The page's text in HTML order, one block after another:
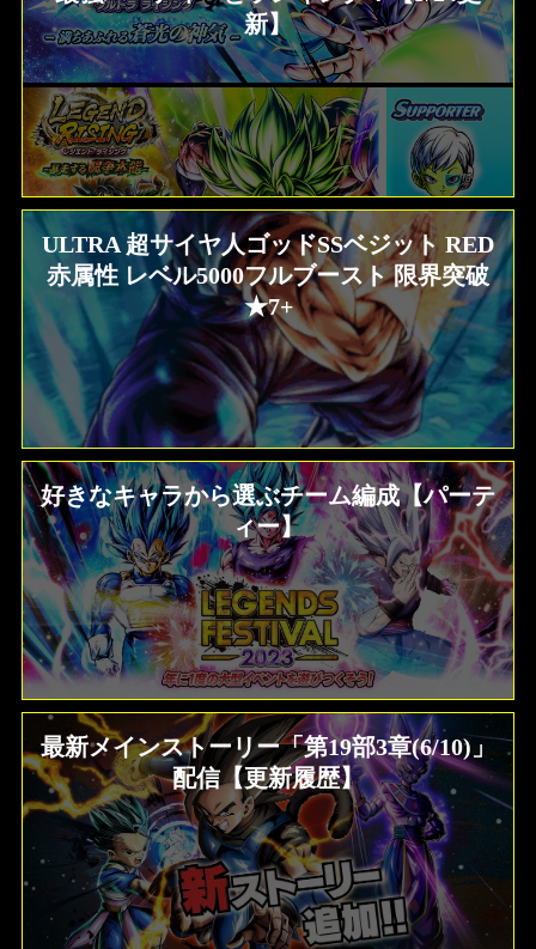
新】
ULTRA 超サイヤ人ゴッドSSベジット RED
赤属性 レベル5000フルブースト 限界突破
★7+
好きなキャラから選ぶチーム編成【パーテ
ィー】
最新メインストーリー「第19部3章(6/10)」
配信【更新履歴】